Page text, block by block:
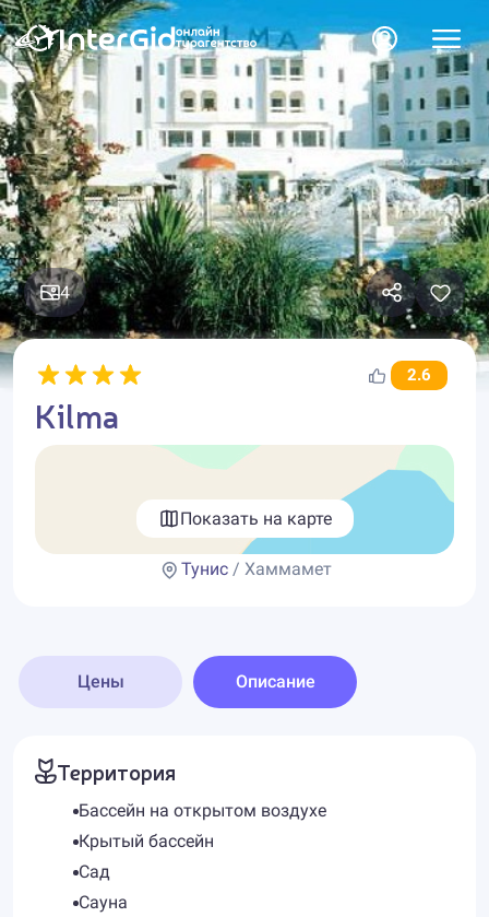
4
2.6
Kilma
Показать на карте
Тунис/ Хаммамет
Цены Описание
Территория
Бассейн на открытом воздухе
Крытый бассейн
Сад
Сауна